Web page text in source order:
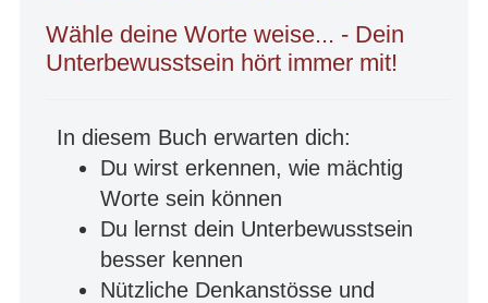
Wähle deine Worte weise... - Dein
Unterbewusstsein hört immer mit!
In diesem Buch erwarten dich:
Du wirst erkennen, wie mächtig
Worte sein können
Du lernst dein Unterbewusstsein
besser kennen
Nützliche Denkanstösse und